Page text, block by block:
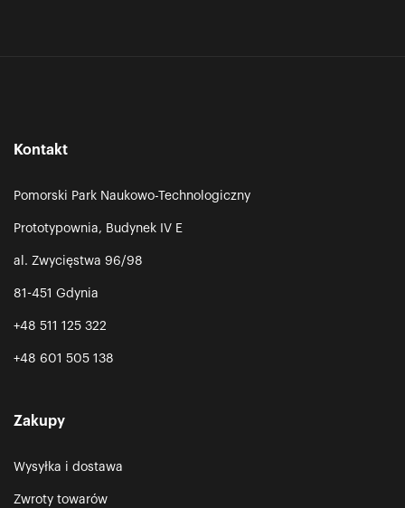
Kontakt
Pomorski Park Naukowo-Technologiczny
Prototypownia, Budynek IV E
al. Zwycięstwa 96/98
81-451 Gdynia
+48 511 125 322
+48 601 505 138
Zakupy
Wysyłka i dostawa
Zwroty towarów